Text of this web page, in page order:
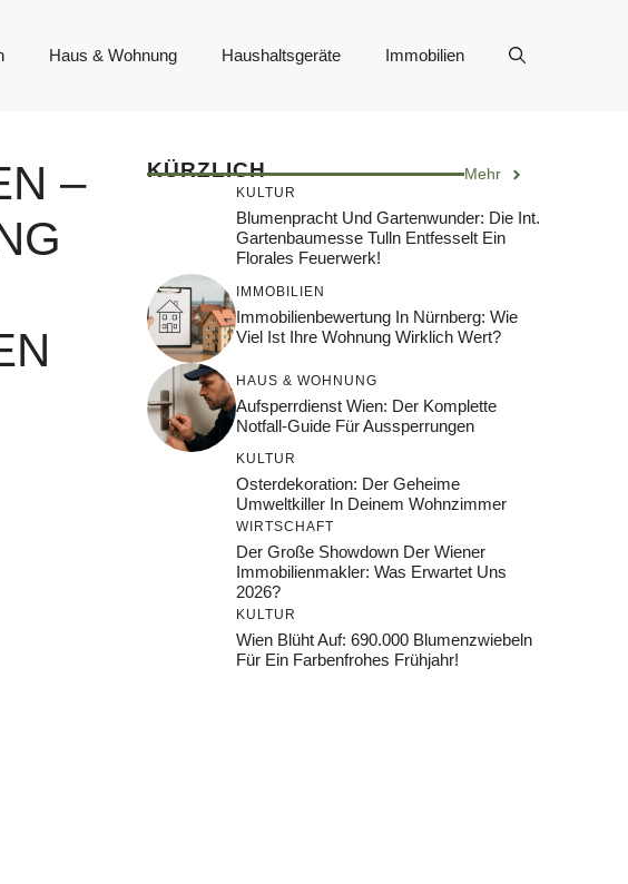
Haus & Wohnung Haushaltsgeräte Immobilien
–
KÜRZLICH Mehr
KULTUR
Blumenpracht Und Gartenwunder: Die Int.
Gartenbaumesse Tulln Entfesselt Ein
Florales Feuerwerk!
IMMOBILIEN
Immobilienbewertung In Nürnberg: Wie
Viel Ist Ihre Wohnung Wirklich Wert?
HAUS & WOHNUNG
Aufsperrdienst Wien: Der Komplette
Notfall-Guide Für Aussperrungen
KULTUR
Osterdekoration: Der Geheime
Umweltkiller In Deinem Wohnzimmer
WIRTSCHAFT
Der Große Showdown Der Wiener
Immobilienmakler: Was Erwartet Uns
2026?
KULTUR
Wien Blüht Auf: 690.000 Blumenzwiebeln
Für Ein Farbenfrohes Frühjahr!